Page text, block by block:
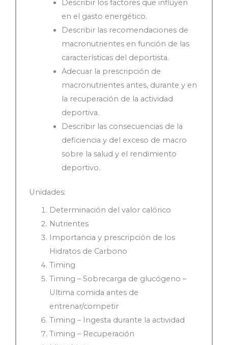
Describir los factores que influyen
en el gasto energético.
Describir las recomendaciones de
macronutrientes en función de las
características del deportista.
Adecuar la prescripción de
macronutrientes antes, durante y en
la recuperación de la actividad
deportiva.
Describir las consecuencias de la
deficiencia y del exceso de macro
sobre la salud y el rendimiento
deportivo.
Unidades:
Determinación del valor calórico
Nutrientes
Importancia y prescripción de los
Hidratos de Carbono
Timing
Timing – Sobrecarga de glucógeno –
Ultima comida antes de
entrenar/competir
Timing – Ingesta durante la actividad
Timing – Recuperación